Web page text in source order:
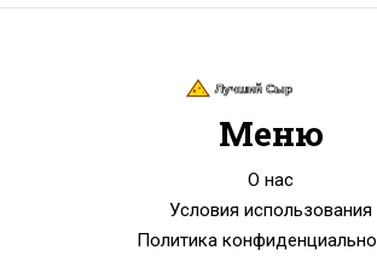
Меню
О нас
Условия использования
Политика